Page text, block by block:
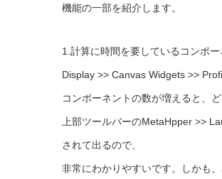
機能の一部を紹介します。
1.計算に時間を要しているコンポ
Display >> Canvas Widgets >>
コンポーネントの数が増えると、
上部ツールバーのMetaHpper >>
されて出るので、
非常にわかりやすいです。しかも